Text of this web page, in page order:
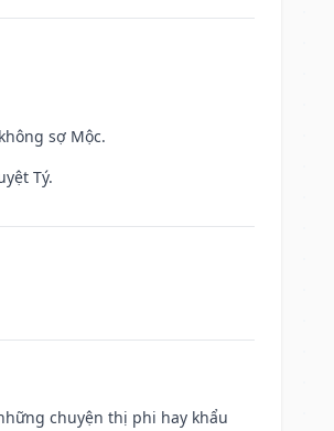
sợ Mộc.
Tý.
chuyện thị phi hay khẩu